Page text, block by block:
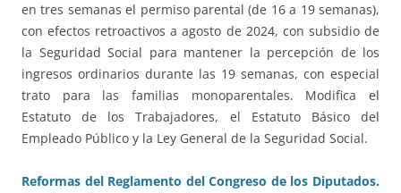
en tres semanas el permiso parental (de 16 a 19 semanas),
con efectos retroactivos a agosto de 2024, con subsidio de
la Seguridad Social para mantener la percepción de los
ingresos ordinarios durante las 19 semanas, con especial
trato para las familias monoparentales. Modifica el
Estatuto de los Trabajadores, el Estatuto Básico del
Empleado Público y la Ley General de la Seguridad Social.
Reformas del Reglamento del Congreso de los Diputados.